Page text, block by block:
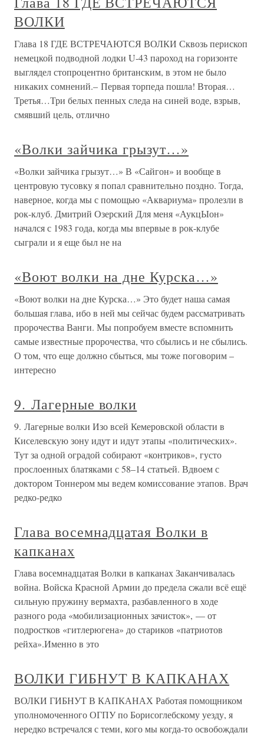
ВОЛКИ
Глава 18 ГДЕ ВСТРЕЧАЮТСЯ ВОЛКИ Сквозь перископ
немецкой подводной лодки U-43 пароход на горизонте
выглядел стопроцентно британским, в этом не было
никаких сомнений.– Первая торпеда пошла! Вторая…
Третья…Три белых пенных следа на синей воде, взрыв,
смявший цель, отлично
«Волки зайчика грызут…»
«Волки зайчика грызут…» В «Сайгон» и вообще в
центровую тусовку я попал сравнительно поздно. Тогда,
наверное, когда мы с помощью «Аквариума» пролезли в
рок-клуб. Дмитрий Озерский Для меня «АукцЫон»
начался с 1983 года, когда мы впервые в рок-клубе
сыграли и я еще был не на
«Воют волки на дне Курска…»
«Воют волки на дне Курска…» Это будет наша самая
большая глава, ибо в ней мы сейчас будем рассматривать
пророчества Ванги. Мы попробуем вместе вспомнить
самые известные пророчества, что сбылись и не сбылись.
О том, что еще должно сбыться, мы тоже поговорим –
интересно
9. Лагерные волки
9. Лагерные волки Изо всей Кемеровской области в
Киселевскую зону идут и идут этапы «политических».
Тут за одной оградой собирают «контриков», густо
прослоенных блатяками с 58–14 статьей. Вдвоем с
доктором Тоннером мы ведем комиссование этапов. Врач
редко-редко
Глава восемнадцатая Волки в
капканах
Глава восемнадцатая Волки в капканах Заканчивалась
война. Войска Красной Армии до предела сжали всё ещё
сильную пружину вермахта, разбавленного в ходе
разного рода «мобилизационных зачисток», — от
подростков «гитлерюгена» до стариков «патриотов
рейха».Именно в это
ВОЛКИ ГИБНУТ В КАПКАНАХ
ВОЛКИ ГИБНУТ В КАПКАНАХ Работая помощником
уполномоченного ОГПУ по Борисоглебскому уезду, я
нередко встречался с теми, кого мы когда-то освобождали